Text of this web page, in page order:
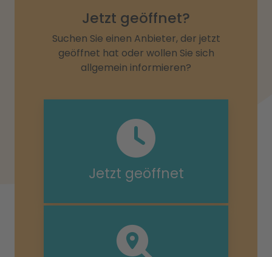
Jetzt geöffnet?
Suchen Sie einen Anbieter, der jetzt
geöffnet hat oder wollen Sie sich
allgemein informieren?
Jetzt geöffnet